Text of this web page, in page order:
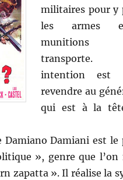
militaires pour y
les armes
munitions
intention est
revendre au
qui est à la
Damiano Damiani est le
», genre que l’on
zapatta ». Il réalise la